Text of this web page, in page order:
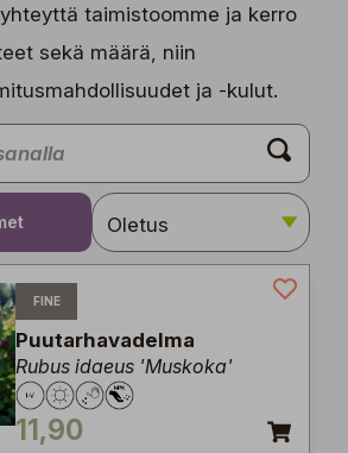
taimistoomme ja kerro
sekä määrä, niin
ja -kulut.
FINE
Puutarhavadelma
Rubus idaeus 'Muskoka'
11,90